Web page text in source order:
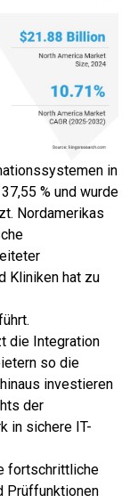
in
% und wurde
Nordamerikas
Kliniken hat zu
die Integration
so die
investieren
der
in sichere IT-
fortschrittliche
Prüffunktionen